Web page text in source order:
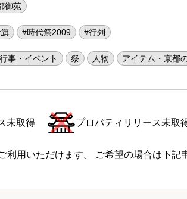
御苑
#時代祭2009 #行列
行事・イベント 祭 人物 アイテム・京都
未取得 プロパティリリース未取
利用いただけます。 ご希望の場合は下記